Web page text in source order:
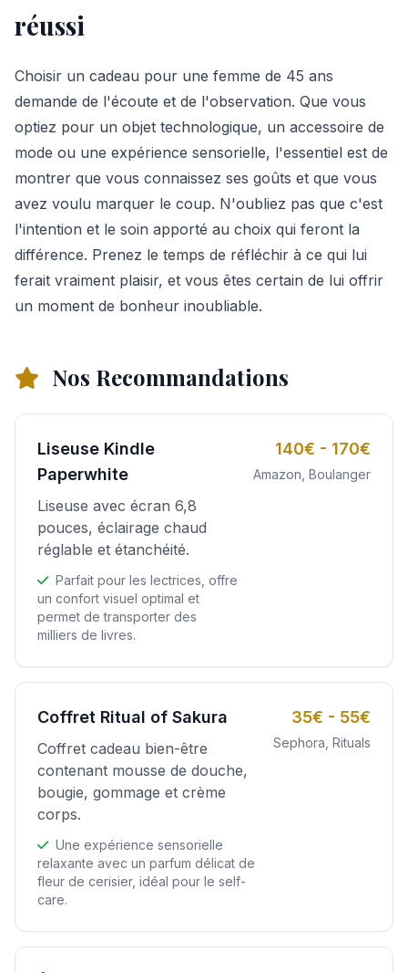
réussi
Choisir un cadeau pour une femme de 45 ans
demande de l'écoute et de l'observation. Que vous
optiez pour un objet technologique, un accessoire de
mode ou une expérience sensorielle, l'essentiel est de
montrer que vous connaissez ses goûts et que vous
avez voulu marquer le coup. N'oubliez pas que c'est
l'intention et le soin apporté au choix qui feront la
différence. Prenez le temps de réfléchir à ce qui lui
ferait vraiment plaisir, et vous êtes certain de lui offrir
un moment de bonheur inoubliable.
Nos Recommandations
Liseuse Kindle
Paperwhite
Liseuse avec écran 6,8
pouces, éclairage chaud
réglable et étanchéité.
Parfait pour les lectrices, offre
un confort visuel optimal et
permet de transporter des
milliers de livres.
140€ - 170€
Amazon, Boulanger
Coffret Ritual of Sakura
Coffret cadeau bien-être
contenant mousse de douche,
bougie, gommage et crème
corps.
Une expérience sensorielle
relaxante avec un parfum délicat de
fleur de cerisier, idéal pour le self-
care.
35€ - 55€
Sephora, Rituals